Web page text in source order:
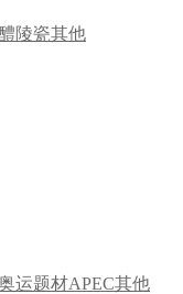
陵瓷其他
运题材APEC其他